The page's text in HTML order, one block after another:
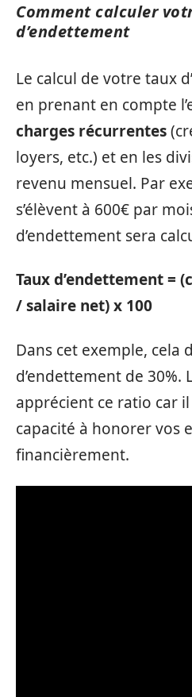
Comment calculer
d’endettement
Le calcul de votre taux
en prenant en compte
charges récurrentes
loyers, etc.) et en les
revenu mensuel. Par
s’élèvent à 600€ par
d’endettement sera
Taux d’endettement =
/ salaire net) x 100
Dans cet exemple, cela
d’endettement de 30%.
apprécient ce ratio car
capacité à honorer vos
financièrement.